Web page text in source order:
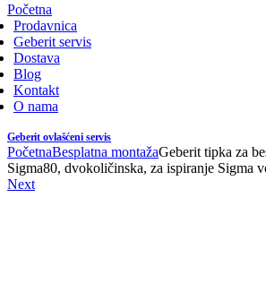
Početna
Prodavnica
Geberit servis
Dostava
Blog
Kontakt
O nama
Geberit ovlašćeni servis
PočetnaBesplatna montažaGeberit tipka za
Sigma80, dvokoličinska, za ispiranje Sigma
Next